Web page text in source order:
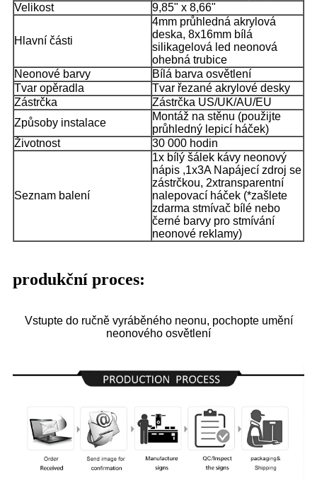
Velikost
9,85" x 8,66"
Hlavní části
4mm průhledná akrylová
deska, 8x16mm bílá
silikagelová led neonová
ohebná trubice
Neonové barvy
Bílá barva osvětlení
Tvar opěradla
Tvar řezané akrylové desky
Zástrčka
Zástrčka US/UK/AU/EU
Způsoby instalace
Montáž na stěnu (použijte
průhledný lepicí háček)
Životnost
30 000 hodin
Seznam balení
1x bílý šálek kávy neonový
nápis ,1x3A Napájecí zdroj se
zástrčkou, 2xtransparentní
nalepovací háček (*zašlete
zdarma stmívač bílé nebo
černé barvy pro stmívání
neonové reklamy)
produkční proces:
Vstupte do ručně vyráběného neonu, pochopte umění
neonového osvětlení